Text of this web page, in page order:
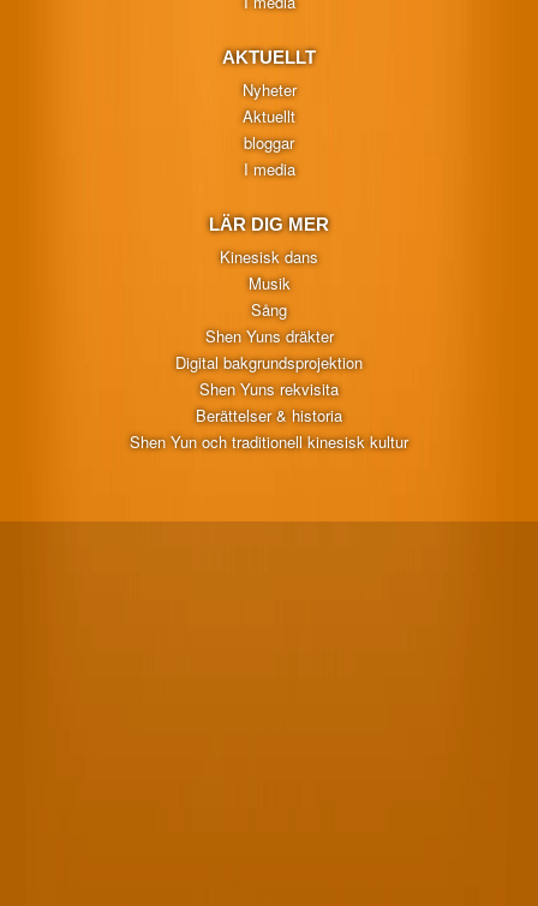
AKTUELLT
Nyheter
Aktuellt
bloggar
I media
LÄR DIG MER
Kinesisk dans
Musik
Sång
Shen Yuns dräkter
Digital bakgrundsprojektion
Shen Yuns rekvisita
Berättelser & historia
Shen Yun och traditionell kinesisk kultur